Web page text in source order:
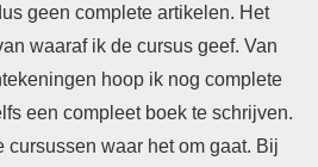
geen complete artikelen. Het
waaraf ik de cursus geef. Van
hoop ik nog complete
een compleet boek te schrijven.
cursussen waar het om gaat. Bij